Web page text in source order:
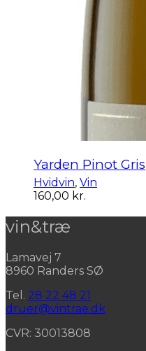
Yarden Pinot Gris
Hvidvin, Vin
160,00 kr.
vin&træ
Lamavej 7
8960 Randers SØ
Tel. 28 22 48 21
druer@vintrae.dk
CVR: 30013808